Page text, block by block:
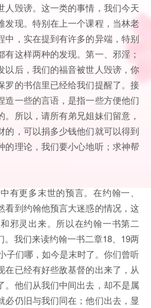
人毁谤。这一类的事情，我们今天
发现。特别在上一个课程，当林老
中，实在提到有许多的异端，特别
这样两种的发现。第一、邪淫；
以后，我们的福音被世人毁谤，你
罗的书信里已经给我们提醒了。接
造一些的言语，是指一些方便他们
所以，请所有弟兄姐妹们留意，
的，可以捐多少钱他们就可以得到
的理论，我们要小心地听；求神帮
有更多末世的预言。在约翰一、
看到约翰他预言大迷惑的情况，这
邪灵出来。所以在约翰一书第二
。我们来读约翰一书二章18、19两
子们哪，如今是末时了。你们曾听
在已经有好些敌基督的出来了，从
。他们从我们中间出去，却不是属
必仍旧与我们同在；他们出去，显